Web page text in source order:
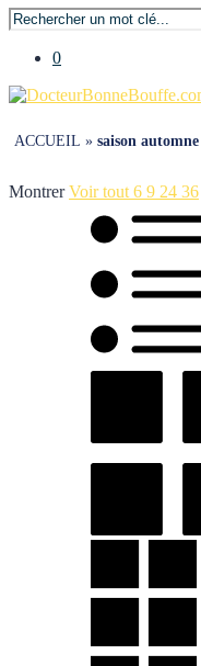
0
ACCUEIL » saison automne
MontrerVoir tout 6 9 24 36